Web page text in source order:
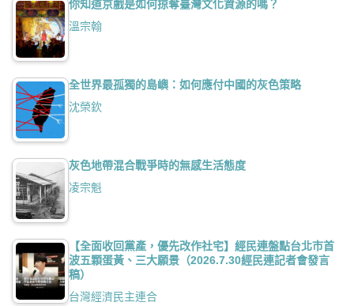
你知道京戲是如何掠奪臺灣文化資源的嗎？
溫宗翰
全世界最孤獨的島嶼：如何應付中國的灰色策略
沈榮欽
灰色地帶混合戰爭時的無感生活態度
凌宗魁
【全面收回黨產，優先改作社宅】經民連盤點台北市首
波五顆蛋黃、三大願景（2026.7.30經民連記者會發言
稿）
台灣經濟民主連合